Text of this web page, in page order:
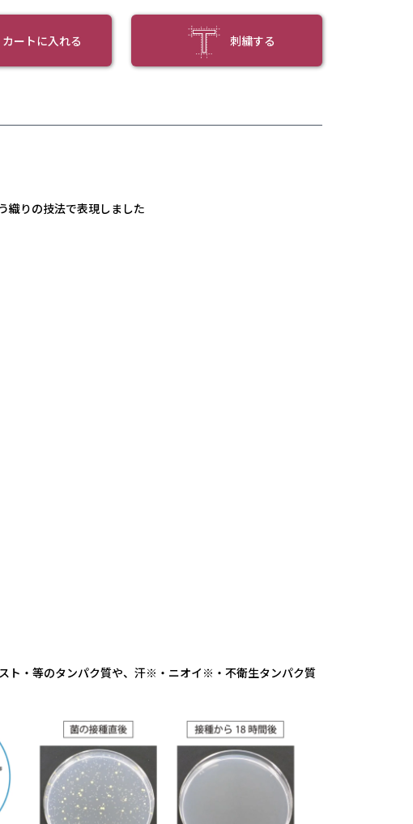
カートに入れる 刺繍する
織りの技法で表現しました
ト・等のタンパク質や、汗※・ニオイ※・不衛生タンパク質